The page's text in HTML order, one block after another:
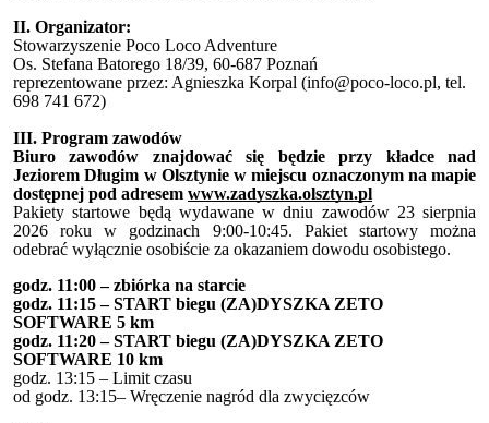
II. Organizator:
Stowarzyszenie Poco Loco Adventure
Os. Stefana Batorego 18/39, 60-687 Poznań
reprezentowane przez: Agnieszka Korpal (info@poco-loco.pl, tel.
698 741 672)
III. Program zawodów
Biuro zawodów znajdować się będzie przy kładce nad
Jeziorem Długim w Olsztynie w miejscu oznaczonym na mapie
dostępnej pod adresem www.zadyszka.olsztyn.pl
Pakiety startowe będą wydawane w dniu zawodów 23 sierpnia
2026 roku w godzinach 9:00-10:45. Pakiet startowy można
odebrać wyłącznie osobiście za okazaniem dowodu osobistego.
godz. 11:00 – zbiórka na starcie
godz. 11:15 – START biegu (ZA)DYSZKA ZETO
SOFTWARE 5 km
godz. 11:20 – START biegu (ZA)DYSZKA ZETO
SOFTWARE 10 km
godz. 13:15 – Limit czasu
od godz. 13:15– Wręczenie nagród dla zwycięzców